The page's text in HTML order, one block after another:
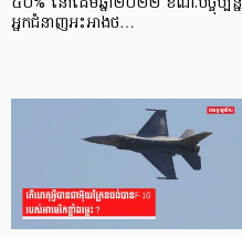
អ្នកជំនាញអះអាងថ…